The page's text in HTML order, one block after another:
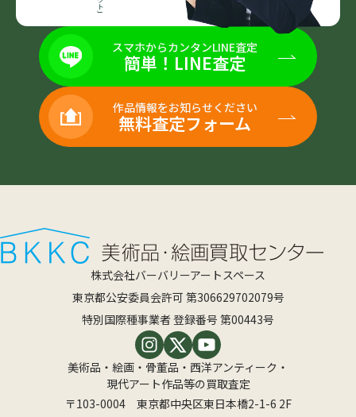
スマホからカンタンLINE査定
簡単！LINE査定
作品情報をお知らせください
無料査定フォーム
株式会社バーバリーアートスペース
東京都公安委員会許可 第306629702079号
特別国際種事業者 登録番号 第00443号
美術品・絵画・骨董品・西洋アンティーク・
現代アート作品等の買取査定
〒103-0004 東京都中央区東日本橋2-1-6 2F